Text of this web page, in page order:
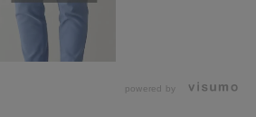
powered by